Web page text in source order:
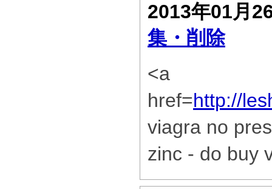
2013年01月
集・削除
<a
href=http://
viagra no
zinc - do buy